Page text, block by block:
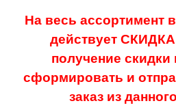
На весь ассортимент
действует
получение
сформировать и
заказ из